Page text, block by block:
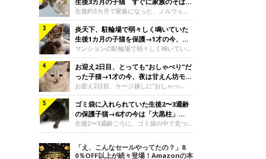
@muumuu62197189紹介するのは、
X（旧Twitter）ユーザー
@muumuu62197189さんの愛猫・ティダ
ちゃん（取材時6才）の成長記録です。こ
ちらは、生後3カ月ごろのティダちゃん。
飼い主さんが出会ったのは、夜から大雨に
なると予報されていた日の夕方でした。花
壇で動けずにいた子猫保護したばかりのテ
ィダちゃん。@muumuu62197189飼い主
さんは、公園の
落ち着く姿に「迎えてよかった」
生後約3カ月で家族になった、ノルウェー
ジャンフォレストキャットの子猫。お迎え
翌日には、すでに家でくつろぐ様子を見せ
ていました。お迎え翌日、ベッドでうとう
とするむうちゃんお迎え翌日のむうちゃ
ん。@umimugi0304紹介するのは、
Instagramユーザー@umimugi0304さんの
愛猫・むうちゃん（撮影時、生後約3カ月
／ノルウェージャンフォレストキャッ
ト）。こちらは、お迎え翌日に撮影された
一枚。ゴハンをお腹いっぱい食べたむうち
ゃんは眠くなり、飼い主さん夫婦のベッド
でうとうとし始めたのだとか。飼い主さ
炎天下、駐輪場で弱々しく鳴いていた
生後1カ月の子猫を保護→1才の今、筋
肉質でツンデレなコに成長
マンションの駐輪場で弱々しく鳴いてい
た、生後1カ月ほどの子猫。家族に迎えら
れてから1年、体も行動も大きく成長しま
した。炎天下の駐輪場で鳴いていた小さな
子猫保護当時のモモちゃん。@Kingponzu
紹介するのは、X（旧Twitter）ユーザー
@Kingponzuさんの愛猫・モモちゃん（取
材時1才）の成長記録です。こちらは、モ
モちゃんが生後1カ月ごろに撮影された一
枚。飼い主さんの自宅マンションの駐輪場
です。子猫時代のモモちゃん。
お迎え2日目、とっても“おしゃべり”だ
った子猫→1才の今、夜は甘えん坊モー
ドになるコに成長！
お迎え2日目、ケージ越しに“おしゃべ
り”する姿を見せていた子猫。1才になった
今も見せる愛らしい姿にキュンとします。
お迎え2日目、ケージ越しに何かを伝える
ももちゃん“おしゃべり”なももちゃん。
@poocoonyan紹介するのは、Instagram
ちゃん（取材時1才／マンチカン）です。
ゴミ袋に入れられていた生後2〜3週齢
の保護子猫→6才の今は「大黒柱」
に！ 美しい黒猫に成長した姿にグッ
とくる
生後2〜3週齢ごろに、ゴミ袋の中で見つか
った小さな命。ミルクから育てられたその
子猫は今、家族に欠かせない存在へと成長
しました。ゴミ袋の中で見つかった、ミニ
「え、こんなセールやってたの？」8
0％OFF以上が続々登場！Amazonの本